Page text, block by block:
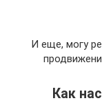
И еще, могу
Как